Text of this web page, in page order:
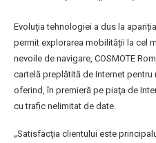
Evoluţia tehnologiei a dus la
permit explorarea mobilității la cel
nevoile de navigare, COSMOTE
cartelă preplătită de Internet
oferind, în premieră pe piaţa de
cu trafic nelimitat de date.
„Satisfacţia clientului este